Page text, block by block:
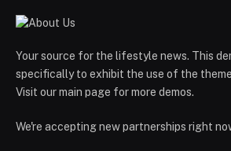
Your source for the lifestyle news. This
specifically to exhibit the use of the
Visit our main page for more demos.
We're accepting new partnerships right